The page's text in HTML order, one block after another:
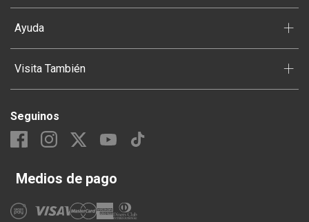
Ayuda +
Visita También +
Seguinos
Medios de pago